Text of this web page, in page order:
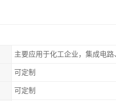
可定制
可定制